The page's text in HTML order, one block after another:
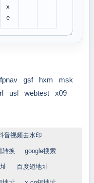
x
e
fpnav gsf hxm
msk
usl webtest
x09
音视频去水印
转换 google搜索
百度短地址